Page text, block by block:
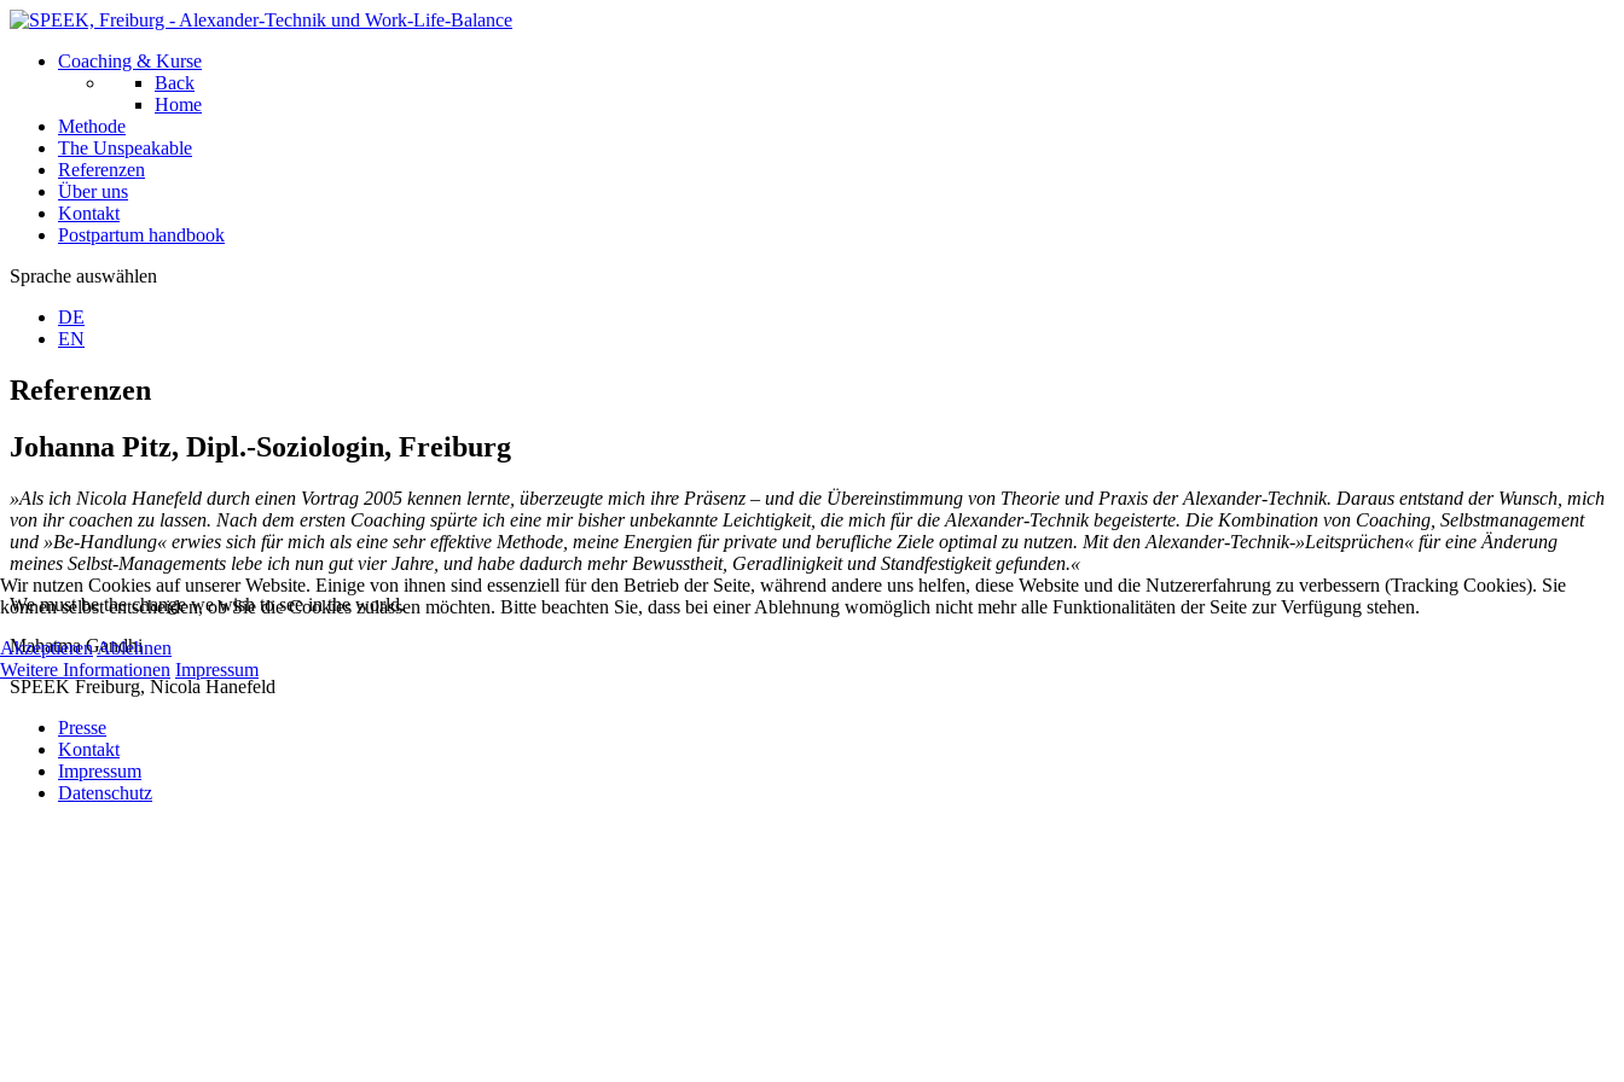
Coaching & Kurse
Back
Home
Methode
The Unspeakable
Referenzen
Über uns
Kontakt
Postpartum handbook
Sprache auswählen
DE
EN
Referenzen
Johanna Pitz, Dipl.-Soziologin, Freiburg
»Als ich Nicola Hanefeld durch einen Vortrag 2005 kennen lernte, überzeugte mich ihre Präsenz – und die Übereinstimmung von Theorie und Praxis der Alexander-Technik. Daraus entstand der Wunsch, mich
von ihr coachen zu lassen. Nach dem ersten Coaching spürte ich eine mir bisher unbekannte Leichtigkeit, die mich für die Alexander-Technik begeisterte. Die Kombination von Coaching, Selbstmanagement
und »Be-Handlung« erwies sich für mich als eine sehr effektive Methode, meine Energien für private und berufliche Ziele optimal zu nutzen. Mit den Alexander-Technik-»Leitsprüchen« für eine Änderung
meines Selbst-Managements lebe ich nun gut vier Jahre, und habe dadurch mehr Bewusstheit, Geradlinigkeit und Standfestigkeit gefunden.«
We must be the change we wish to see in the world.
Mahatma Gandhi
SPEEK Freiburg, Nicola Hanefeld
Presse
Kontakt
Impressum
Datenschutz
Wir nutzen Cookies auf unserer Website. Einige von ihnen sind essenziell für den Betrieb der Seite, während andere uns helfen, diese Website und die Nutzererfahrung zu verbessern (Tracking Cookies). Sie
können selbst entscheiden, ob Sie die Cookies zulassen möchten. Bitte beachten Sie, dass bei einer Ablehnung womöglich nicht mehr alle Funktionalitäten der Seite zur Verfügung stehen.
AkzeptierenAblehnen
Weitere Informationen Impressum